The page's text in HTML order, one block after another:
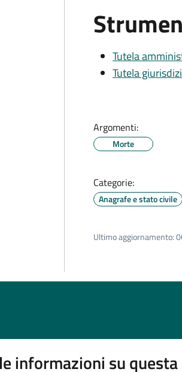
Tutela
Tutela
Argomenti:
Morte
Categorie:
Anagrafe e stato civile
Ultimo aggiornamento:
informazioni su questa